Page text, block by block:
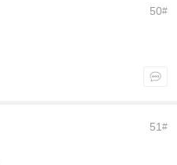
50#
51#